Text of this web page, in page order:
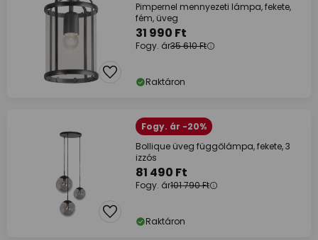
Pimpernel mennyezeti lámpa, fekete,
fém, üveg
31 990 Ft
Fogy. ár35 610 Ft
Raktáron
Fogy. ár -20%
Bollique üveg függőlámpa, fekete, 3
izzós
81 490 Ft
Fogy. ár101 790 Ft
Raktáron